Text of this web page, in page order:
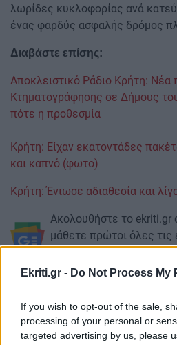
Ekriti.gr - Do Not Process My
If you wish to opt-out of the sale,
processing of your personal or
targeted advertising by us, please
λωρίδες κυκλοφορίας ανά
ένας φαρδύς ασφαλής δρόμος
Διαβάστε επίσης:
Αποκλειστικό Ράδιο Κρήτη: Νέα
Κτηματογράφησης σε Δήμους
πότε η προθεσμία
Κρήτη: Είχαν εκατοντάδες
και καπνό (φωτο)
Κρήτη: Ένιωσε αδιαθεσία και
Ακολουθήστε το ekriti.gr
μάθετε πρώτοι όλες τις
Βοακ Μελέτες